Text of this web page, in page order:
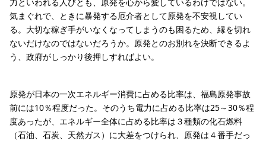
気まぐれで、ときに暴発する厄介者として原発を不安視してい
る。大切な稼ぎ手がいなくなってしまうのも困るため、縁を切れ
ないだけなのではないだろうか。原発とのお別れを決断できるよ
う、政府がしっかり後押しすればよい。
原発が日本の一次エネルギー消費に占める比率は、福島原発事故
前には10％程度だった。そのうち電力に占める比率は25～30％程
度あったが、エネルギー全体に占める比率は３種類の化石燃料
（石油、石炭、天然ガス）に大差をつけられ、原発は４番手だっ